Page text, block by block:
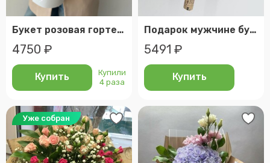
Букет розовая гортензия, кустовая роза и орхидея
4750 ₽
Купить
Купили
4 раза
Подарок мужчине букет бургер с колбасками. Съедобный колбасный букет
5491 ₽
Купить
Уже собран